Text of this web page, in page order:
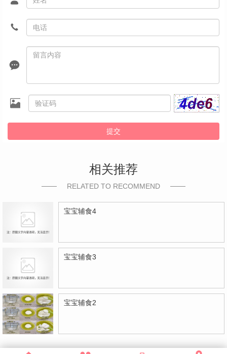
提交
相关推荐
RELATED TO RECOMMEND
宝宝辅食4
宝宝辅食3
宝宝辅食2